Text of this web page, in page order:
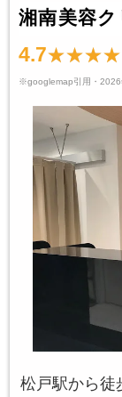
湘南美容
4.7
※googlemap引用・2026
松戸駅から徒